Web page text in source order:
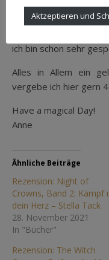
immer mal wieder von
ich bin schon sehr
Alles in Allem ein
vergebe ich hier gern
Have a magical Day!
Anne
Ähnliche Beiträge
Rezension: Night of
Crowns, Band 2: Kämpf
dein Herz – Stella Tack
28. November 2021
In "Bücher"
Rezension: The Witch
Aktzeptieren und